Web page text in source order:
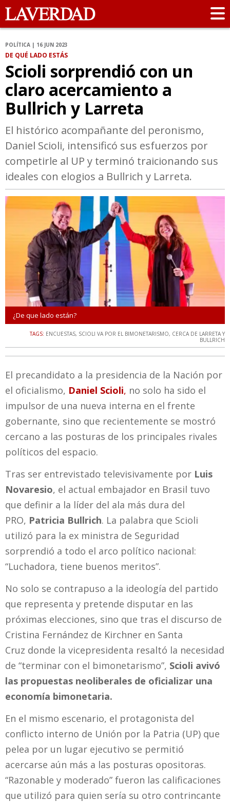
POLÍTICA | 16 JUN 2023
DE QUÉ LADO ESTÁS
Scioli sorprendió con un
claro acercamiento a
Bullrich y Larreta
El histórico acompañante del peronismo,
Daniel Scioli, intensificó sus esfuerzos por
competirle al UP y terminó traicionando sus
ideales con elogios a Bullrich y Larreta.
¿De que lado están?
TAGS: ENCUESTAS, SCIOLI VA POR EL BIMONETARISMO, CERCA DE LARRETA Y
BULLRICH
El precandidato a la presidencia de la Nación por
el oficialismo, Daniel Scioli, no solo ha sido el
impulsor de una nueva interna en el frente
gobernante, sino que recientemente se mostró
cercano a las posturas de los principales rivales
políticos del espacio.
Tras ser entrevistado televisivamente por Luis
Novaresio, el actual embajador en Brasil tuvo
que definir a la líder del ala más dura del
PRO, Patricia Bullrich. La palabra que Scioli
utilizó para la ex ministra de Seguridad
sorprendió a todo el arco político nacional:
“Luchadora, tiene buenos meritos”.
No solo se contrapuso a la ideología del partido
que representa y pretende disputar en las
próximas elecciones, sino que tras el discurso de
Cristina Fernández de Kirchner en Santa
Cruz donde la vicepresidenta resaltó la necesidad
de “terminar con el bimonetarismo”, Scioli avivó
las propuestas neoliberales de oficializar una
economía bimonetaria.
En el mismo escenario, el protagonista del
conflicto interno de Unión por la Patria (UP) que
pelea por un lugar ejecutivo se permitió
acercarse aún más a las posturas opositoras.
“Razonable y moderado” fueron las calificaciones
que utilizó para quien sería su otro contrincante